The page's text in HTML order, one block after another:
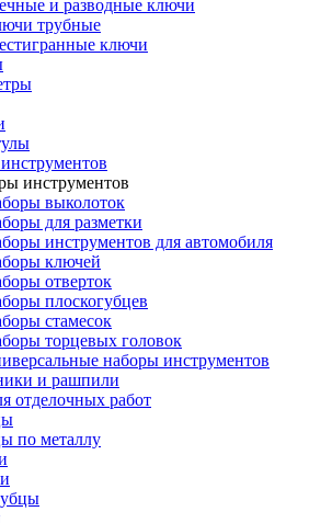
и разводные ключи
трубные
ключи
инструментов
выколоток
для разметки
инструментов для автомобиля
ключей
отверток
плоскогубцев
стамесок
торцевых головок
наборы инструментов
и рашпили
отделочных работ
по металлу